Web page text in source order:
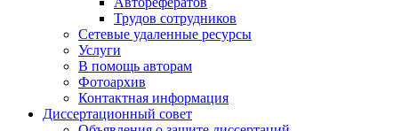
Трудов сотрудников
Сетевые удаленные ресурсы
Услуги
В помощь авторам
Фотоархив
Контактная информация
Диссертационный совет